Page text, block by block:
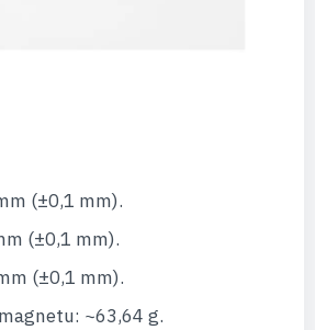
(±0,1 mm).
(±0,1 mm).
(±0,1 mm).
~63,64 g.